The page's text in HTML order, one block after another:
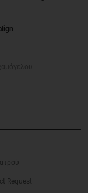
Request